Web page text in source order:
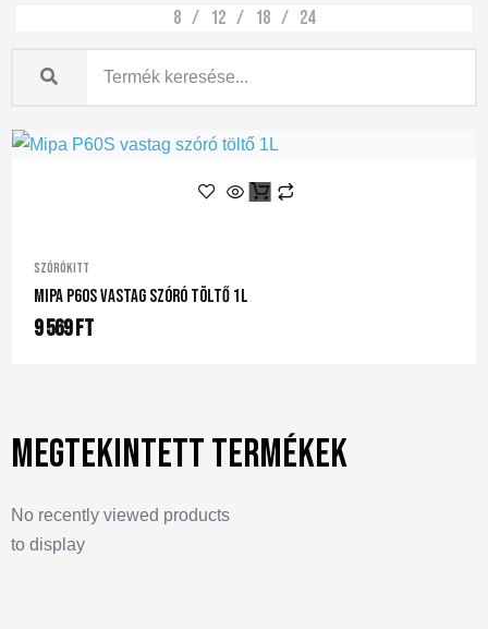
8 12 18 24
Szórókitt
Mipa P60S Vastag Szóró Töltő 1L
9 569Ft
Megtekintett termékek
No recently viewed products
to display